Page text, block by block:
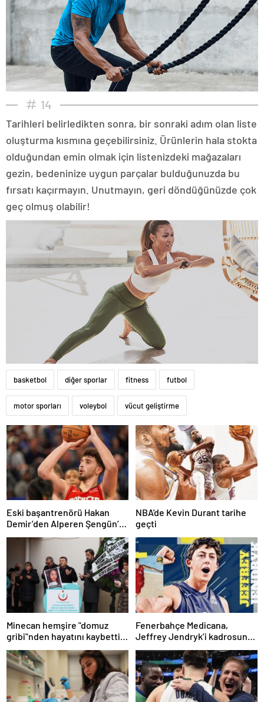
14
Tarihleri belirledikten sonra, bir sonraki adım olan liste
oluşturma kısmına geçebilirsiniz. Ürünlerin hala stokta
olduğundan emin olmak için listenizdeki mağazaları
gezin, bedeninize uygun parçalar bulduğunuzda bu
fırsatı kaçırmayın. Unutmayın, geri döndüğünüzde çok
geç olmuş olabilir!
basketbol diğer sporlar fitness futbol
motor sporları voleybol vücut geliştirme
Eski başantrenörü Hakan
Demir’den Alperen Şengün’e
övgü
NBA'de Kevin Durant tarihe
geçti
Minecan hemşire "domuz
gribi"nden hayatını kaybetti –
Fenerbahçe Medicana,
Jeffrey Jendryk’i kadrosuna